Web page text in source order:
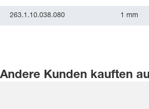
263.1.10.038.080 1 mm
Andere Kunden kauften